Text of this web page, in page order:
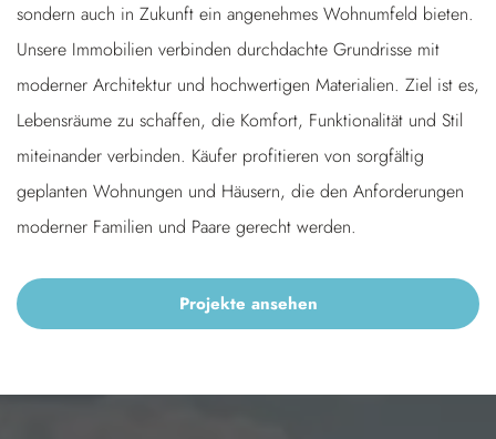
sondern auch in Zukunft ein angenehmes Wohnumfeld bieten.
Unsere Immobilien verbinden durchdachte Grundrisse mit
moderner Architektur und hochwertigen Materialien. Ziel ist es,
Lebensräume zu schaffen, die Komfort, Funktionalität und Stil
miteinander verbinden. Käufer profitieren von sorgfältig
geplanten Wohnungen und Häusern, die den Anforderungen
moderner Familien und Paare gerecht werden.
Projekte ansehen